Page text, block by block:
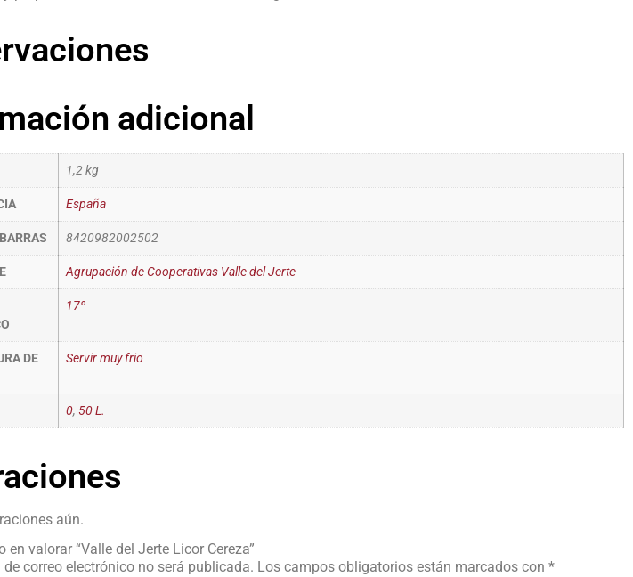
adicional
1,2 kg
España
8420982002502
Agrupación de Cooperativas Valle del Jerte
17º
DE
Servir muy frio
0, 50 L.
aún.
en valorar “Valle del Jerte Licor Cereza”
correo electrónico no será publicada. Los campos obligatorios están marcados con *